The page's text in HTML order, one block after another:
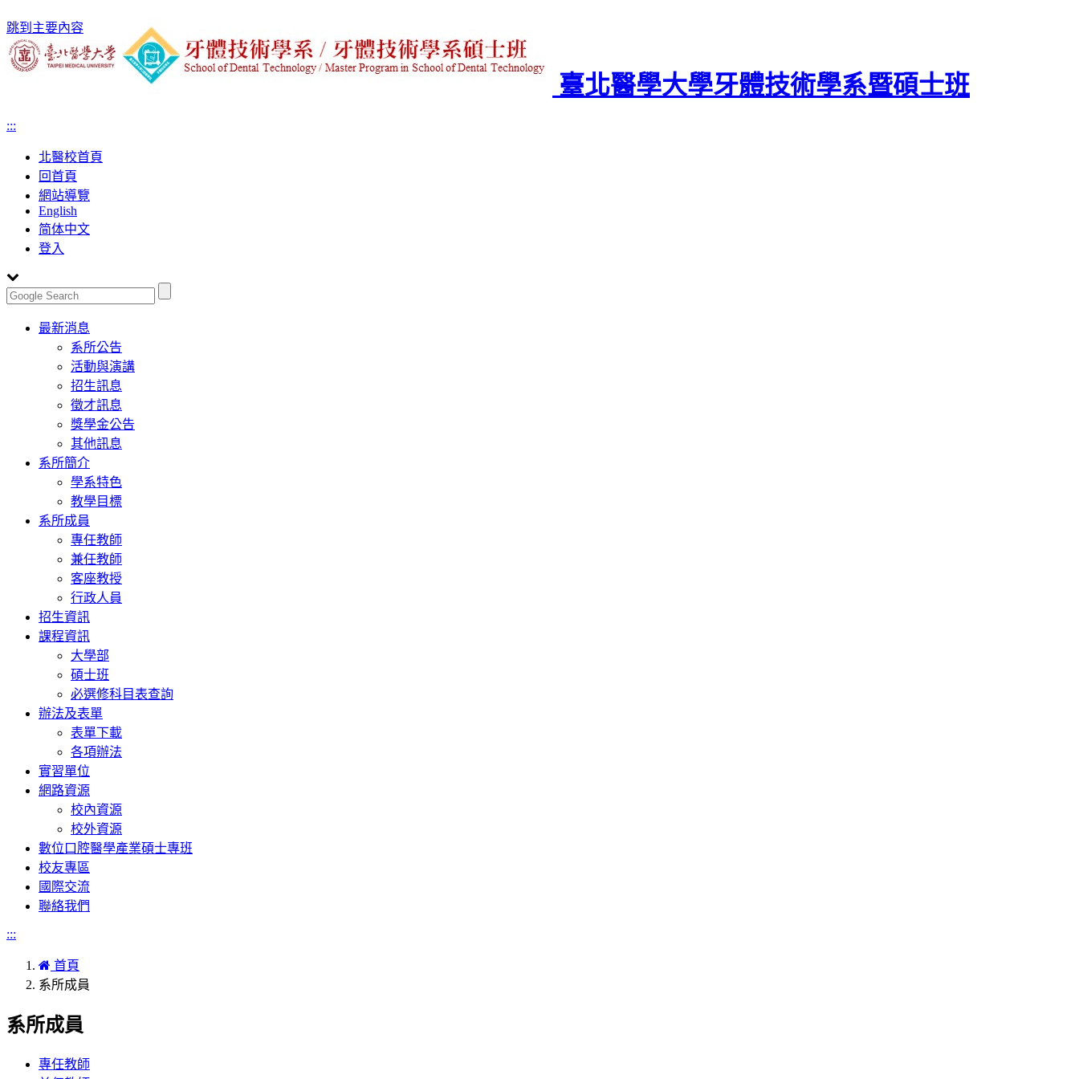
跳到主要內容
臺北醫學大學牙體技術學系暨碩士班
:::
北醫校首頁
回首頁
網站導覽
English
简体中文
登入
Toggle
navigation
最新消息
系所公告
活動與演講
招生訊息
徵才訊息
獎學金公告
其他訊息
系所簡介
學系特色
教學目標
系所成員
專任教師
兼任教師
客座教授
行政人員
招生資訊
課程資訊
大學部
碩士班
必選修科目表查詢
辦法及表單
表單下載
各項辦法
實習單位
網路資源
校內資源
校外資源
數位口腔醫學產業碩士專班
校友專區
國際交流
聯絡我們
:::
首頁
系所成員
系所成員
專任教師